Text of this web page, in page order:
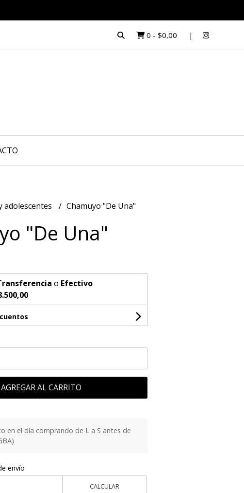
0 - $0,00
adolescentes Chamuyo "De Una"
"De Una"
o Efectivo
AGREGAR AL CARRITO
en el día comprando de L a S antes de
envío
CALCULAR